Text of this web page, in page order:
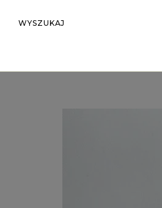
WYSZUKAJ